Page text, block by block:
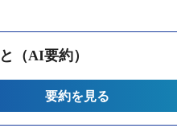
（AI要約）
要約を見る